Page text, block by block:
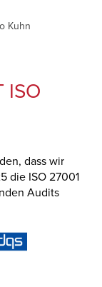
Kuhn
ISO
dass wir
die ISO 27001
Audits